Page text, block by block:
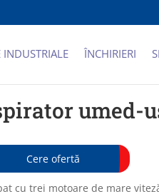
INDUSTRIALE ÎNCHIRIERI
umed-
Cere ofertă
cu trei motoare de mare